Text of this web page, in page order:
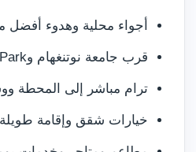
أجواء محلية وهدوء أفضل
قرب جامعة نوتنغهام وHighfields Park.
ترام مباشر إلى المحطة
خيارات شقق وإقامة